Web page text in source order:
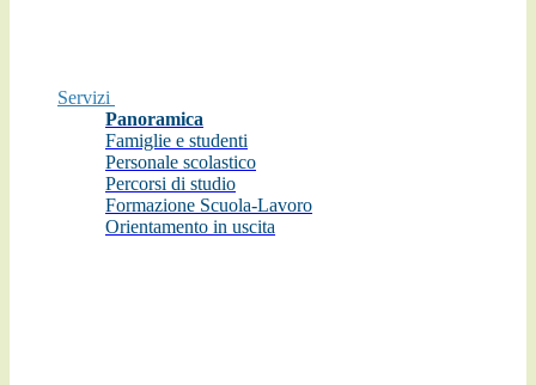
Servizi
Panoramica
Famiglie e studenti
Personale scolastico
Percorsi di studio
Formazione Scuola-Lavoro
Orientamento in uscita